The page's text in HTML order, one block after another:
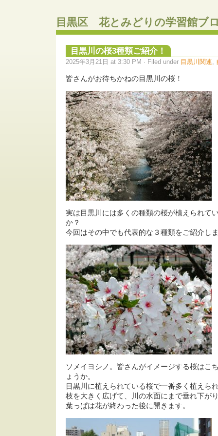
目黒区 花とみどりの学習館ブ
目黒川の桜3種類ご紹介！
2025年3月21日 at 3:30 PM · Filed under 目黒川関連
皆さんがお待ちかねの目黒川の桜！
実は目黒川には多くの種類の桜が植えられて
か？
今回はその中でも代表的な３種類をご紹介し
ソメイヨシノ。皆さんがイメージする桜はこ
ょうか。
目黒川に植えられている桜で一番多く植えら
枝を大きく広げて、川の水面にまで垂れ下が
葉っぱは花が終わった後に開きます。